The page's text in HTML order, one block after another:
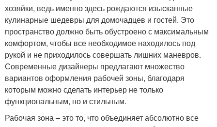
хозяйки, ведь именно здесь рождаются изысканные
кулинарные шедевры для домочадцев и гостей. Это
пространство должно быть обустроено с максимальным
комфортом, чтобы все необходимое находилось под
рукой и не приходилось совершать лишних маневров.
Современные дизайнеры предлагают множество
вариантов оформления рабочей зоны, благодаря
которым можно сделать интерьер не только
функциональным, но и стильным.
Рабочая зона – это то, что объединяет абсолютно все